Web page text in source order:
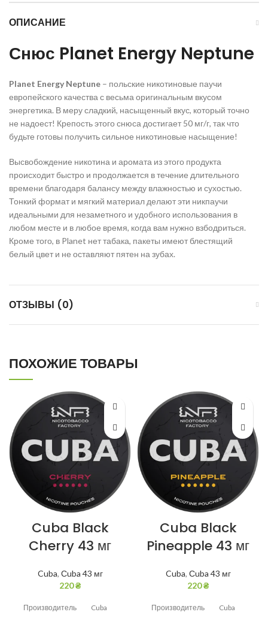
ОПИСАНИЕ
Снюс Planet Energy Neptune
Planet Energy Neptune – польские никотиновые паучи
европейского качества с весьма оригинальным вкусом
энергетика. В меру сладкий, насыщенный вкус, который точно
не надоест! Крепость этого снюса достигает 50 мг/г, так что
будьте готовы получить сильное никотиновые насыщение!
Высвобождение никотина и аромата из этого продукта
происходит быстро и продолжается в течение длительного
времени благодаря балансу между влажностью и сухостью.
Тонкий формат и мягкий материал делают эти никпаучи
идеальными для незаметного и удобного использования в
любом месте и в любое время, когда вам нужно взбодриться.
Кроме того, в Planet нет табака, пакеты имеют блестящий
белый цвет и не оставляют пятен на зубах.
ОТЗЫВЫ (0)
ПОХОЖИЕ ТОВАРЫ
Cuba Black
Cherry 43 мг
Cuba, Сuba 43 мг
220₴
Производитель Cuba
Cuba Black
Pineapple 43 мг
Cuba, Сuba 43 мг
220₴
Производитель Cuba